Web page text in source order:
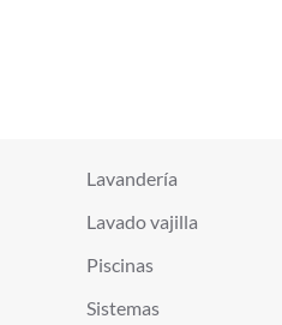
Lavandería
Lavado vajilla
Piscinas
Sistemas